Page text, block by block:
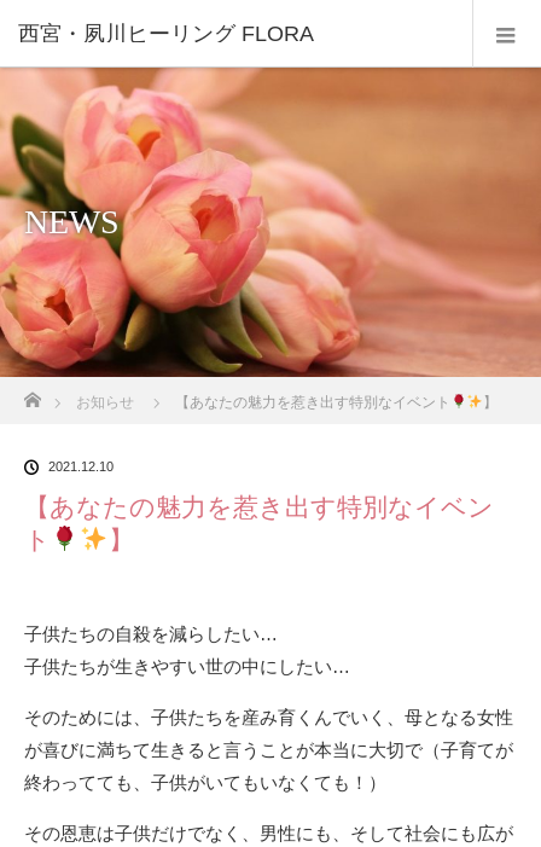
西宮・夙川ヒーリング FLORA
NEWS
ホーム
お知らせ 【あなたの魅力を惹き出す特別なイベント 】
2021.12.10
【あなたの魅力を惹き出す特別なイベン
ト
】
子供たちの自殺を減らしたい…
子供たちが生きやすい世の中にしたい…
そのためには、子供たちを産み育くんでいく、母となる女性
が喜びに満ちて生きると言うことが本当に大切で（子育てが
終わってても、子供がいてもいなくても！）
その恩恵は子供だけでなく、男性にも、そして社会にも広が